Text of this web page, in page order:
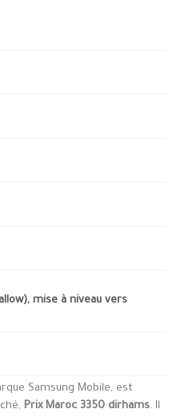
mise à niveau vers
Samsung Mobile, est
Prix Maroc 3350 dirhams. Il